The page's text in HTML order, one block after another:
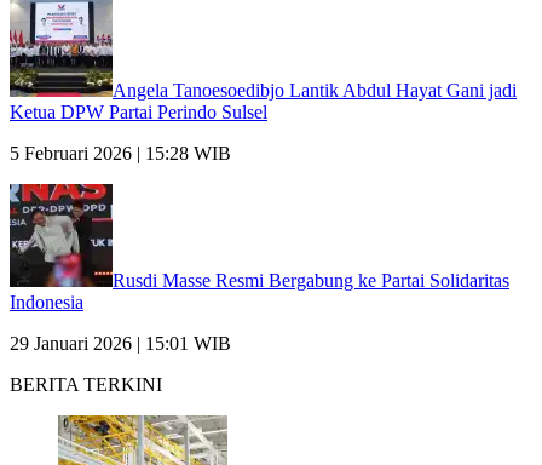
Angela Tanoesoedibjo Lantik Abdul Hayat Gani jadi
Ketua DPW Partai Perindo Sulsel
5 Februari 2026 | 15:28 WIB
Rusdi Masse Resmi Bergabung ke Partai Solidaritas
Indonesia
29 Januari 2026 | 15:01 WIB
BERITA TERKINI